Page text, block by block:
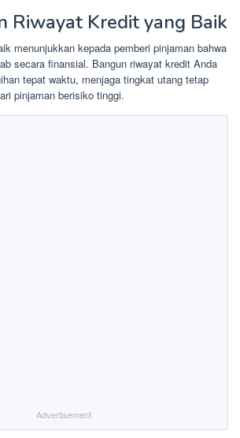
Riwayat Kredit yang Baik
menunjukkan kepada pemberi pinjaman bahwa
secara finansial. Bangun riwayat kredit Anda
tepat waktu, menjaga tingkat utang tetap
pinjaman berisiko tinggi.
Advertisement